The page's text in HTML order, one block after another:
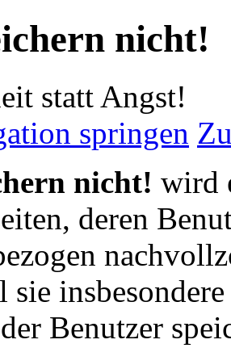
nicht!
statt Angst!
springen
nicht! wird
deren
sie
Benutzer